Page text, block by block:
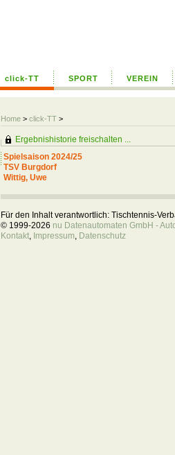
click-TT SPORT VEREIN
Home > click-TT >
Ergebnishistorie freischalten ...
Spielsaison 2024/25
TSV Burgdorf
Wittig, Uwe
Für den Inhalt verantwortlich: Tischtennis-
© 1999-2026 nu Datenautomaten GmbH -
Kontakt, Impressum, Datenschutz